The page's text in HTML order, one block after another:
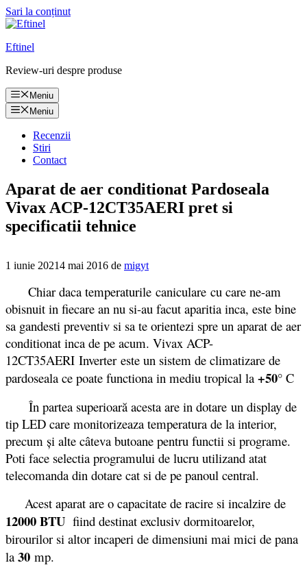
Sari la conținut
Eftinel
Review-uri despre produse
Meniu
Meniu
Recenzii
Stiri
Contact
Aparat de aer conditionat Pardoseala
Vivax ACP-12CT35AERI pret si
specificatii tehnice
1 iunie 20214 mai 2016 de migyt
Chiar daca temperaturile caniculare cu care ne-am
obisnuit in fiecare an nu si-au facut aparitia inca, este bine
sa gandesti preventiv si sa te orientezi spre un aparat de aer
conditionat inca de pe acum. Vivax ACP-
12CT35AERI Inverter este un sistem de climatizare de
pardoseala ce poate functiona in mediu tropical la +50° C
În partea superioară acesta are in dotare un display de
tip LED care monitorizeaza temperatura de la interior,
precum și alte câteva butoane pentru functii si programe.
Poti face selectia programului de lucru utilizand atat
telecomanda din dotare cat si de pe panoul central.
Acest aparat are o capacitate de racire si incalzire de
12000 BTU fiind destinat exclusiv dormitoarelor,
birourilor si altor incaperi de dimensiuni mai mici de pana
la 30 mp.